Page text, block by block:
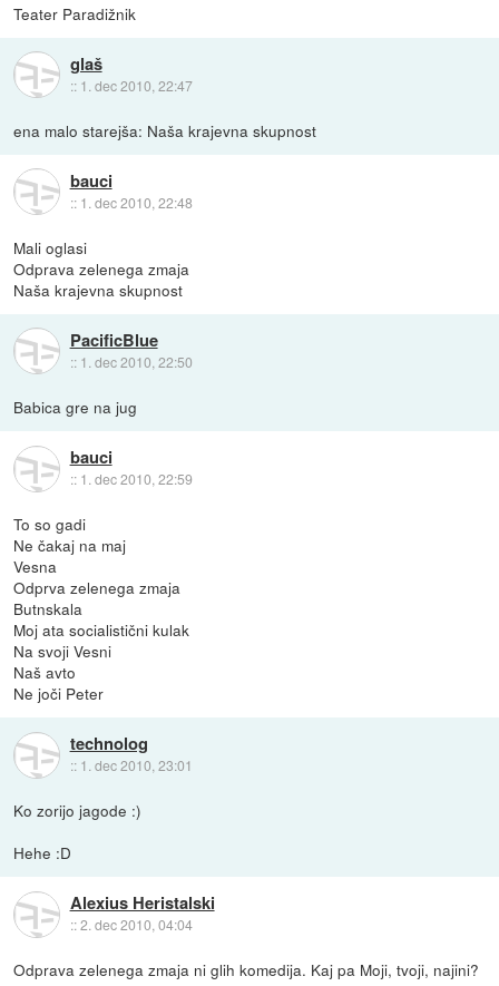
Teater Paradižnik
glaš
:: 1. dec 2010, 22:47
ena malo starejša: Naša krajevna skupnost
bauci
:: 1. dec 2010, 22:48
Mali oglasi
Odprava zelenega zmaja
Naša krajevna skupnost
PacificBlue
:: 1. dec 2010, 22:50
Babica gre na jug
bauci
:: 1. dec 2010, 22:59
To so gadi
Ne čakaj na maj
Vesna
Odprva zelenega zmaja
Butnskala
Moj ata socialistični kulak
Na svoji Vesni
Naš avto
Ne joči Peter
technolog
:: 1. dec 2010, 23:01
Ko zorijo jagode :)
Hehe :D
Alexius Heristalski
::2. dec 2010, 04:04
Odprava zelenega zmaja ni glih komedija. Kaj pa Moji, tvoji, najini?